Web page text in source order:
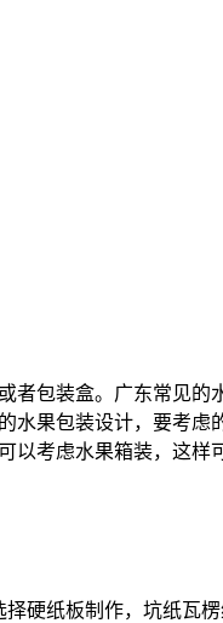
者包装盒。广东常见
果包装设计，要考
考虑水果箱装，这
硬纸板制作，坑纸瓦